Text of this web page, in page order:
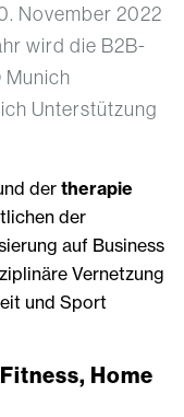
November 2022
wird die B2B-
Munich
Unterstützung
der therapie
der
auf Business
Vernetzung
und Sport
Home